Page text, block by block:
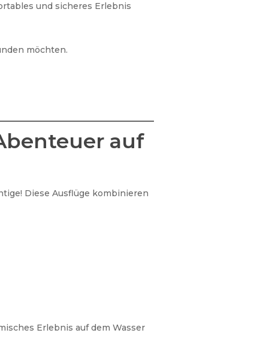
und sicheres Erlebnis
möchten.
auf
Diese Ausflüge kombinieren
Erlebnis auf dem Wasser